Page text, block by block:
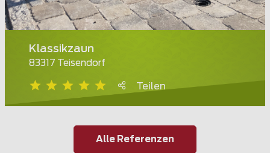
Klassikzaun
83317 Teisendorf
Teilen
Alle Referenzen